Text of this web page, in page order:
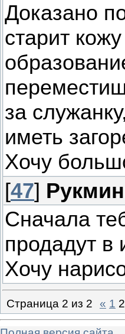
Доказано
старит
за
иметь
Хочу
[47]
Сначала
продадут в
Хочу
Страница 2 из 2 « 1 2